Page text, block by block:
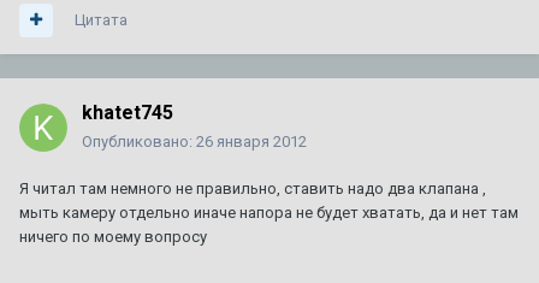
Цитата
khatet745
Опубликовано: 26 января 2012
Я читал там немного не правильно, ставить надо два клапана ,
мыть камеру отдельно иначе напора не будет хватать, да и нет там
ничего по моему вопросу